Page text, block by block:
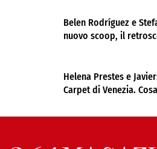
Belen Rodríguez e
nuovo scoop, il
Helena Prestes e
Carpet di Venezia.